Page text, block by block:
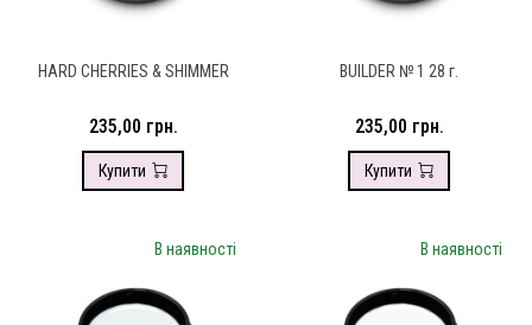
HARD CHERRIES & SHIMMER
235,00 грн.
Купити
BUILDER № 1 28 г.
235,00 грн.
Купити
В наявності В наявності